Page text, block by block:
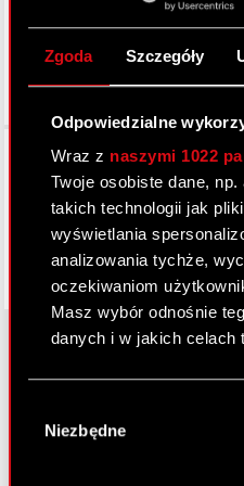
Zgoda Szczegóły
Odpowiedzialne
Wraz z naszymi 1022
Twoje osobiste dane,
takich technologii jak
wyświetlania
analizowania tychże,
oczekiwaniom
Masz wybór odnośnie
danych i w jakich celach
lokalizacji
zgody
Niezbędne
Grupa Kapitałowa